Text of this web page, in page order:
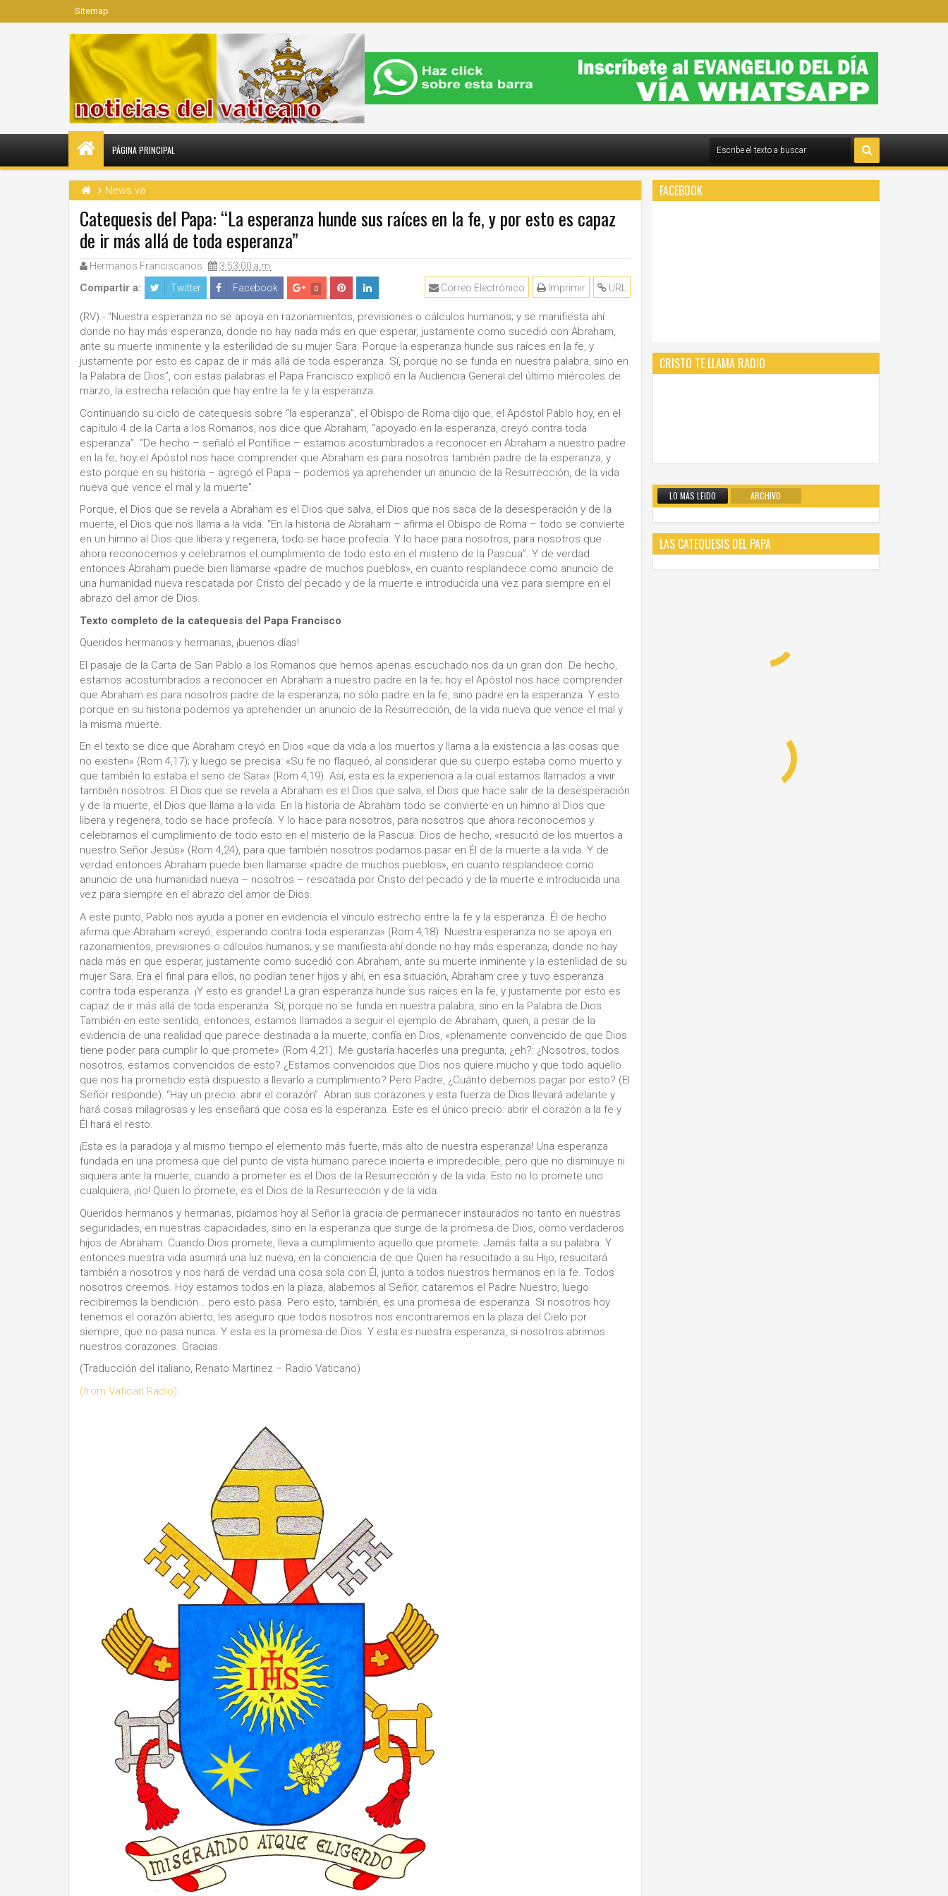
Sitemap
PÁGINA PRINCIPAL
News.va
Catequesis del Papa: “La esperanza hunde sus raíces en la fe, y por esto es capaz
de ir más allá de toda esperanza”
Hermanos Franciscanos 3:53:00 a.m.
Compartir a: Twitter Facebook 0 URL
Imprimir
Correo Electrónico
(RV).- “Nuestra esperanza no se apoya en razonamientos, previsiones o cálculos humanos; y se manifiesta ahí
donde no hay más esperanza, donde no hay nada más en que esperar, justamente como sucedió con Abraham,
ante su muerte inminente y la esterilidad de su mujer Sara. Porque la esperanza hunde sus raíces en la fe, y
justamente por esto es capaz de ir más allá de toda esperanza. Sí, porque no se funda en nuestra palabra, sino en
la Palabra de Dios”, con estas palabras el Papa Francisco explicó en la Audiencia General del último miércoles de
marzo, la estrecha relación que hay entre la fe y la esperanza.
Continuando su ciclo de catequesis sobre “la esperanza”, el Obispo de Roma dijo que, el Apóstol Pablo hoy, en el
capítulo 4 de la Carta a los Romanos, nos dice que Abraham, “apoyado en la esperanza, creyó contra toda
esperanza”. “De hecho – señaló el Pontífice – estamos acostumbrados a reconocer en Abraham a nuestro padre
en la fe; hoy el Apóstol nos hace comprender que Abraham es para nosotros también padre de la esperanza, y
esto porque en su historia – agregó el Papa – podemos ya aprehender un anuncio de la Resurrección, de la vida
nueva que vence el mal y la muerte”.
Porque, el Dios que se revela a Abraham es el Dios que salva, el Dios que nos saca de la desesperación y de la
muerte, el Dios que nos llama a la vida. “En la historia de Abraham – afirma el Obispo de Roma – todo se convierte
en un himno al Dios que libera y regenera, todo se hace profecía. Y lo hace para nosotros, para nosotros que
ahora reconocemos y celebramos el cumplimiento de todo esto en el misterio de la Pascua”. Y de verdad
entonces Abraham puede bien llamarse «padre de muchos pueblos», en cuanto resplandece como anuncio de
una humanidad nueva rescatada por Cristo del pecado y de la muerte e introducida una vez para siempre en el
abrazo del amor de Dios.
Texto completo de la catequesis del Papa Francisco
Queridos hermanos y hermanas, ¡buenos días!
El pasaje de la Carta de San Pablo a los Romanos que hemos apenas escuchado nos da un gran don. De hecho,
estamos acostumbrados a reconocer en Abraham a nuestro padre en la fe; hoy el Apóstol nos hace comprender
que Abraham es para nosotros padre de la esperanza; no sólo padre en la fe, sino padre en la esperanza. Y esto
porque en su historia podemos ya aprehender un anuncio de la Resurrección, de la vida nueva que vence el mal y
la misma muerte.
En el texto se dice que Abraham creyó en Dios «que da vida a los muertos y llama a la existencia a las cosas que
no existen» (Rom 4,17); y luego se precisa: «Su fe no flaqueó, al considerar que su cuerpo estaba como muerto y
que también lo estaba el seno de Sara» (Rom 4,19). Así, esta es la experiencia a la cual estamos llamados a vivir
también nosotros. El Dios que se revela a Abraham es el Dios que salva, el Dios que hace salir de la desesperación
y de la muerte, el Dios que llama a la vida. En la historia de Abraham todo se convierte en un himno al Dios que
libera y regenera, todo se hace profecía. Y lo hace para nosotros, para nosotros que ahora reconocemos y
celebramos el cumplimiento de todo esto en el misterio de la Pascua. Dios de hecho, «resucitó de los muertos a
nuestro Señor Jesús» (Rom 4,24), para que también nosotros podamos pasar en Él de la muerte a la vida. Y de
verdad entonces Abraham puede bien llamarse «padre de muchos pueblos», en cuanto resplandece como
anuncio de una humanidad nueva – nosotros – rescatada por Cristo del pecado y de la muerte e introducida una
vez para siempre en el abrazo del amor de Dios.
A este punto, Pablo nos ayuda a poner en evidencia el vínculo estrecho entre la fe y la esperanza. Él de hecho
afirma que Abraham «creyó, esperando contra toda esperanza» (Rom 4,18). Nuestra esperanza no se apoya en
razonamientos, previsiones o cálculos humanos; y se manifiesta ahí donde no hay más esperanza, donde no hay
nada más en que esperar, justamente como sucedió con Abraham, ante su muerte inminente y la esterilidad de su
mujer Sara. Era el final para ellos, no podían tener hijos y ahí, en esa situación, Abraham cree y tuvo esperanza
contra toda esperanza. ¡Y esto es grande! La gran esperanza hunde sus raíces en la fe, y justamente por esto es
capaz de ir más allá de toda esperanza. Sí, porque no se funda en nuestra palabra, sino en la Palabra de Dios.
También en este sentido, entonces, estamos llamados a seguir el ejemplo de Abraham, quien, a pesar de la
evidencia de una realidad que parece destinada a la muerte, confía en Dios, «plenamente convencido de que Dios
tiene poder para cumplir lo que promete» (Rom 4,21). Me gustaría hacerles una pregunta, ¿eh?: ¿Nosotros, todos
nosotros, estamos convencidos de esto? ¿Estamos convencidos que Dios nos quiere mucho y que todo aquello
que nos ha prometido está dispuesto a llevarlo a cumplimiento? Pero Padre, ¿Cuánto debemos pagar por esto? (El
Señor responde): “Hay un precio: abrir el corazón”. Abran sus corazones y esta fuerza de Dios llevará adelante y
hará cosas milagrosas y les enseñará que cosa es la esperanza. Este es el único precio: abrir el corazón a la fe y
Él hará el resto.
¡Esta es la paradoja y al mismo tiempo el elemento más fuerte, más alto de nuestra esperanza! Una esperanza
fundada en una promesa que del punto de vista humano parece incierta e impredecible, pero que no disminuye ni
siquiera ante la muerte, cuando a prometer es el Dios de la Resurrección y de la vida. Esto no lo promete uno
cualquiera, ¡no! Quien lo promete, es el Dios de la Resurrección y de la vida.
Queridos hermanos y hermanas, pidamos hoy al Señor la gracia de permanecer instaurados no tanto en nuestras
seguridades, en nuestras capacidades, sino en la esperanza que surge de la promesa de Dios, como verdaderos
hijos de Abraham. Cuando Dios promete, lleva a cumplimiento aquello que promete. Jamás falta a su palabra. Y
entonces nuestra vida asumirá una luz nueva, en la conciencia de que Quien ha resucitado a su Hijo, resucitará
también a nosotros y nos hará de verdad una cosa sola con Él, junto a todos nuestros hermanos en la fe. Todos
nosotros creemos. Hoy estamos todos en la plaza, alabemos al Señor, cataremos el Padre Nuestro, luego
recibiremos la bendición… pero esto pasa. Pero esto, también, es una promesa de esperanza. Si nosotros hoy
tenemos el corazón abierto, les aseguro que todos nosotros nos encontraremos en la plaza del Cielo por
siempre, que no pasa nunca. Y esta es la promesa de Dios. Y esta es nuestra esperanza, si nosotros abrimos
nuestros corazones. Gracias.
(Traducción del italiano, Renato Martinez – Radio Vaticano)
(from Vatican Radio)
FACEBOOK
CRISTO TE LLAMA RADIO
LO MÁS LEIDO ARCHIVO
LAS CATEQUESIS DEL PAPA